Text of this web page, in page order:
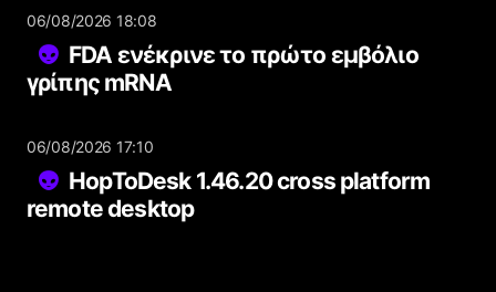
06/08/2026 18:08
FDA ενέκρινε το πρώτο εμβόλιο
γρίπης mRNA
06/08/2026 17:10
HopToDesk 1.46.20 cross platform
remote desktop